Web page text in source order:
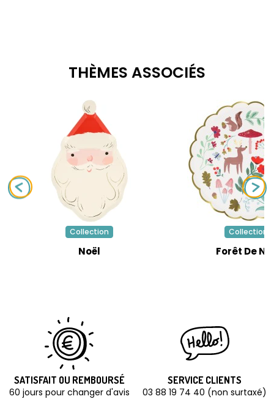
THÈMES ASSOCIÉS
Collection
Noël
Collection
Forêt De
SATISFAIT OU REMBOURSÉ
60 jours pour changer d'avis
SERVICE CLIENTS
03 88 19 74 40 (non surtaxé)